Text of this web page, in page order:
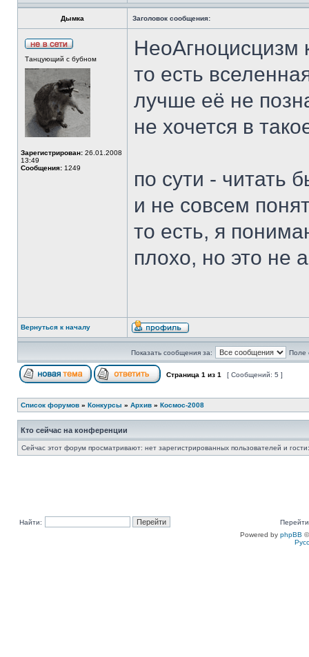
Дымка Заголовок сообщения:
Танцующий с бубном
Зарегистрирован: 26.01.2008
13:49
Сообщения: 1249
НеоАгноцисцизм
то есть
лучше её не
не хочется в
по сути - читать
и не совсем
то есть, я
плохо, но это не
Вернуться к началу
Показать сообщения за: Поле
Страница 1 из 1 [ Сообщений: 5 ]
Список форумов » Конкурсы » Архив » Космос-2008
Кто сейчас на конференции
Сейчас этот форум просматривают: нет зарегистрированных пользователей и
Найти:
Powered by phpBB